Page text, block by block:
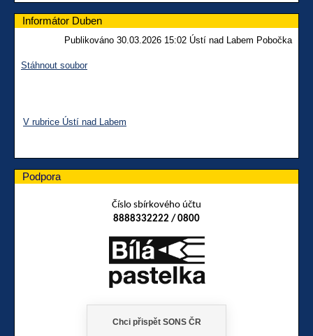
Informátor Duben
Publikováno 30.03.2026 15:02 Ústí nad Labem Pobočka
Stáhnout soubor
V rubrice Ústí nad Labem
Podpora
Číslo sbírkového účtu
8888332222 / 0800